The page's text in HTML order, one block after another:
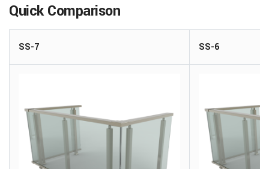
Quick Comparison
SS-7 SS-6